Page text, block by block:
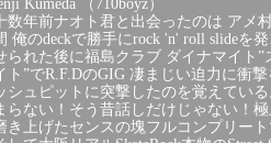
Kumeda （710boyz）
数年前ナオト君と出会ったのは アメ
俺のdeckで勝手にrock 'n' roll slideを
られた後に福島クラブ ダイナマイト”
ト”でR.F.DのGIG 凄まじい迫力に衝
シュピットに突撃したのを覚えてい
らない！そう昔話しだけじゃない！
き上げたセンスの塊フルコンプリー